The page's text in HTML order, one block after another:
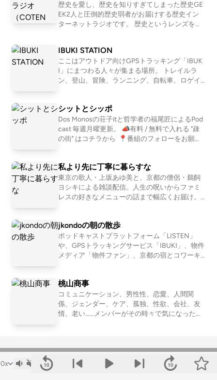
歴史を愛し、歴史を知りすぎてしまった歴史GE
EK2人と圧倒的歴史弱者がお届けする歴史イン
ターネットラジオです。 歴史というレンズを通
く！？ 笑いあり、涙ありの新感覚・歴史キュレ
ーションプログラム！ ☆Apple &amp; Spotify Po
dcast 部門別ランキング１位獲得！ ☆ジャパン
ポッドキャストアワード2019 大賞&amp;Spotify
DIO is an entertainment radio talk program for hi
story , published by the crazy history geeks grou
p "COTEN" in Japan. ☆Apple &amp; Spotify Podc
ast in Japan category ranking No.1 ! ☆Japan Pod
IBUKI STATION
ここはアウトドア向けGPSトラッキング「IBUK
I」にまつわる人々が集まる場所。 トレイルラ
ン、登山、冒険、ランニング、自転車、ロゲイ
しむ姿勢。 自然を目一杯楽しみ、苦しみなが
ら、人と接する喜びにも気付く。 アウトドアを
満喫するみなさんが、ほっとできるIBUKI STATI
ONです。 IBUKI https://ibuki.run/ 近藤淳也 IBU
OND所属。IBUKI事業担当営業・テクニカルデ
ィレクター 中川和美 OND所属。IBUKI担当。ト
レイルランナー
シットとシッポ
Dos Monosの荘子itと哲学者の福尾匠によるPod
cast 毎週月曜更新。 📣有料 / 無料で入れる "疎
の街" はコチラから ⁠ 📍番組のフォローをお願い
eetingtakumi 📩シットとシッポへの問い合わせ
はコチラ
私より先に丁寧に暮らすな
東京の歌人・上坂あゆ美と、京都の僧侶・鵜飼
ヨシキによる雑談配信。人生の呪いからファミ
レスの好きなメニューの話まで幅広くお届け。
s://open.spotify.com/episode/751EzuNXjpgP2i5
3P7OtX7?si=XxN2eddURsas_JWE6KFu-A #163
恋愛ってマーージでクソだと思っている人の話
https://open.spotify.com/episode/1WgeglhRT5
組公式SNS https://x.com/yori_suna （インス
タもある） 🚗🚥番組公式コミュニティ http
s://rooom.listen.style/p/ 📨その他、番組へのお
問い合わせはコチラまで yorisuna24@gmail.co
jkondoの朝の散歩
ポッドキャストプラットフォーム「LISTEN」
や、GPSトラッキングサービス「IBUKI」、物件
メディア「物件ファン」、京都の宿とコワーキ
ら、日々の出来事や考えたことを語ります。
桃山商事
コミュニケーション、男性性、恋愛、人間関
係、ジェンダー、ケア、孤独、性欲、会社、友
情、老い……メンバーがその時々で気になったテ
愛よももやまばなし」(ニコ生→Podcast)を配信
していました。清田隆之(文筆業)、森田(会社
員)、ワッコ(会社員)、さとう(会社員)の４人で